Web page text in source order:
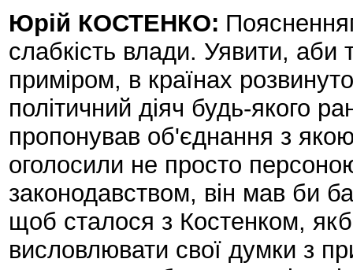
Юрій КОСТЕНКО:
слабкість влади. Уявити, аби
приміром, в країнах
політичний діяч будь-якого
пропонував об'єднання з
оголосили не просто
законодавством, він мав би
щоб сталося з Костенком,
висловлювати свої думки з